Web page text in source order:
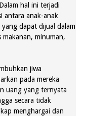
hal ini terjadi
antara anak-anak
dapat dijual dalam
minuman,
jiwa
pada mereka
uang yang ternyata
secara tidak
menghargai dan